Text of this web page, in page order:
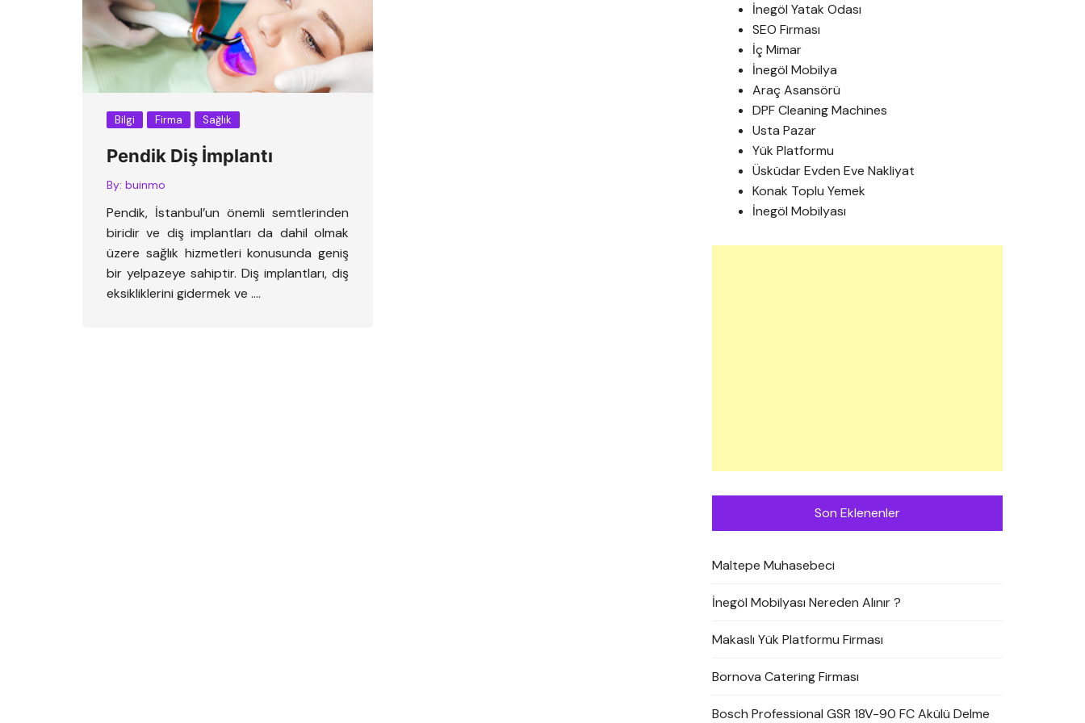
Bilgi Firma Sağlık
Pendik Diş İmplantı
By: buinmo
Pendik, İstanbul’un önemli semtlerinden
biridir ve diş implantları da dahil olmak
üzere sağlık hizmetleri konusunda geniş
bir yelpazeye sahiptir. Diş implantları, diş
eksikliklerini gidermek ve ….
İnegöl Yatak Odası
SEO Firması
İç Mimar
İnegöl Mobilya
Araç Asansörü
DPF Cleaning Machines
Usta Pazar
Yük Platformu
Üsküdar Evden Eve Nakliyat
Konak Toplu Yemek
İnegöl Mobilyası
Son Eklenenler
Maltepe Muhasebeci
İnegöl Mobilyası Nereden Alınır ?
Makaslı Yük Platformu Firması
Bornova Catering Firması
Bosch Professional GSR 18V-90 FC Akülü Delme